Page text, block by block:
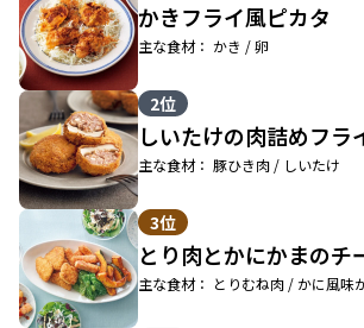
かきフライ風ピカタ
主な食材： かき / 卵
2位
しいたけの肉詰めフラ
主な食材： 豚ひき肉 / しいたけ
3位
とり肉とかにかまのチ
主な食材： とりむね肉 / かに風味